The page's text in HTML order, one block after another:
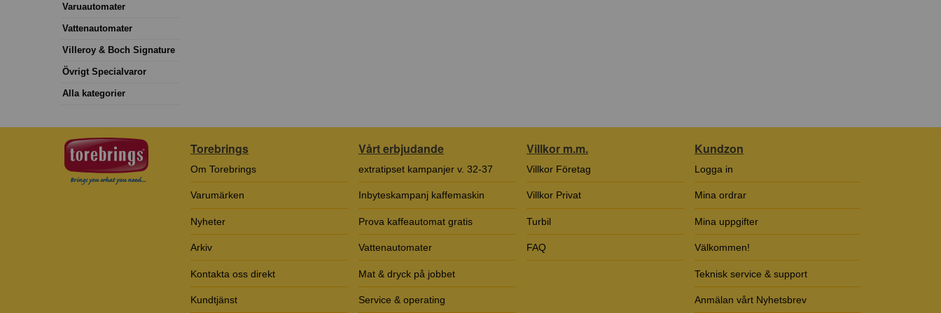
Varuautomater
Vattenautomater
Villeroy & Boch Signature
Övrigt Specialvaror
Alla kategorier
Torebrings
Om Torebrings
Varumärken
Nyheter
Arkiv
Kontakta oss direkt
Kundtjänst
Vårt erbjudande
extratipset kampanjer v. 32-37
Inbyteskampanj kaffemaskin
Prova kaffeautomat gratis
Vattenautomater
Mat & dryck på jobbet
Service & operating
Villkor m.m.
Villkor Företag
Villkor Privat
Turbil
FAQ
Kundzon
Logga in
Mina ordrar
Mina uppgifter
Välkommen!
Teknisk service & support
Anmälan vårt Nyhetsbrev